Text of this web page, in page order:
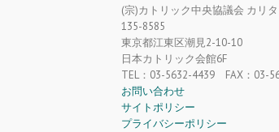
(宗)カトリック中央協議会 カリ
135-8585
東京都江東区潮見2-10-10
日本カトリック会館6F
TEL：03-5632-4439 FAX：03-
お問い合わせ
サイトポリシー
プライバシーポリシー